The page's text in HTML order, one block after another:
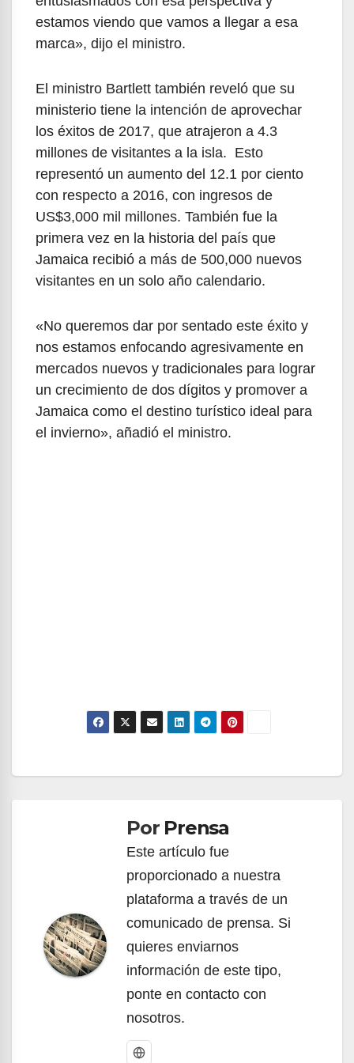
estamos viendo que vamos a llegar a esa
marca», dijo el ministro.
El ministro Bartlett también reveló que su
ministerio tiene la intención de aprovechar
los éxitos de 2017, que atrajeron a 4.3
millones de visitantes a la isla. Esto
representó un aumento del 12.1 por ciento
con respecto a 2016, con ingresos de
US$3,000 mil millones. También fue la
primera vez en la historia del país que
Jamaica recibió a más de 500,000 nuevos
visitantes en un solo año calendario.
«No queremos dar por sentado este éxito y
nos estamos enfocando agresivamente en
mercados nuevos y tradicionales para lograr
un crecimiento de dos dígitos y promover a
Jamaica como el destino turístico ideal para
el invierno», añadió el ministro.
Navegación
entradasPor Prensa
Este artículo fue
proporcionado a nuestra
plataforma a través de un
comunicado de prensa. Si
quieres enviarnos
información de este tipo,
ponte en contacto con
nosotros.